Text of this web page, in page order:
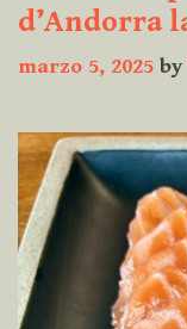
d’Andorra
marzo 5, 2025 by